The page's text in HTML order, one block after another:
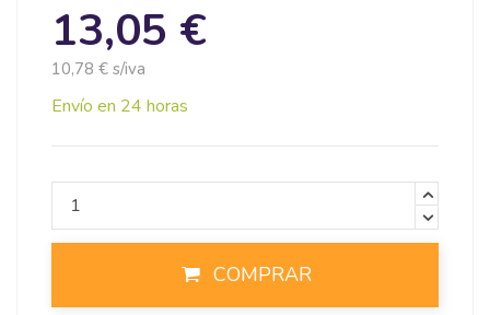
13,05 €
10,78 € s/iva
Envío en 24 horas
COMPRAR